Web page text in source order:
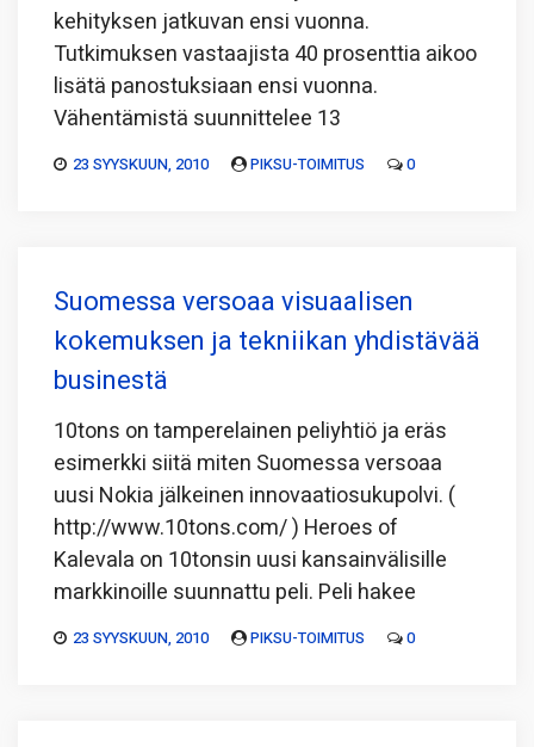
kehityksen jatkuvan ensi vuonna.
Tutkimuksen vastaajista 40 prosenttia aikoo
lisätä panostuksiaan ensi vuonna.
Vähentämistä suunnittelee 13
23 SYYSKUUN, 2010 PIKSU-TOIMITUS 0
Suomessa versoaa visuaalisen
kokemuksen ja tekniikan yhdistävää
businestä
10tons on tamperelainen peliyhtiö ja eräs
esimerkki siitä miten Suomessa versoaa
uusi Nokia jälkeinen innovaatiosukupolvi. (
http://www.10tons.com/ ) Heroes of
Kalevala on 10tonsin uusi kansainvälisille
markkinoille suunnattu peli. Peli hakee
23 SYYSKUUN, 2010 PIKSU-TOIMITUS 0